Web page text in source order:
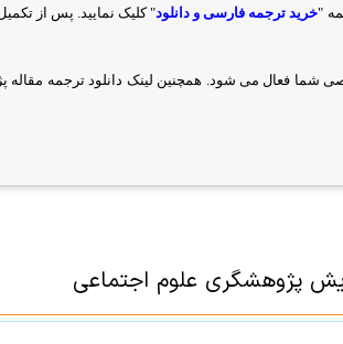
"خرید ترجمه فارسی و دانلود" کلیک نمایید. پس از
شما فعال می شود. همچنین لینک دانلود ترجمه مقاله
پژوهشگری علوم اجتماعی